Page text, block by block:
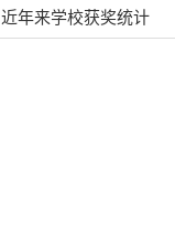
近年来学校获奖统计